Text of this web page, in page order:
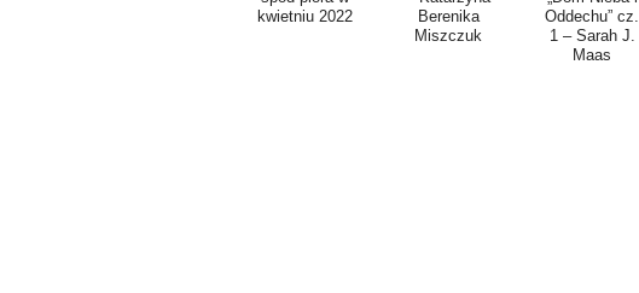
kwietniu 2022
Berenika
Miszczuk
Oddechu” cz.
1 – Sarah J.
Maas